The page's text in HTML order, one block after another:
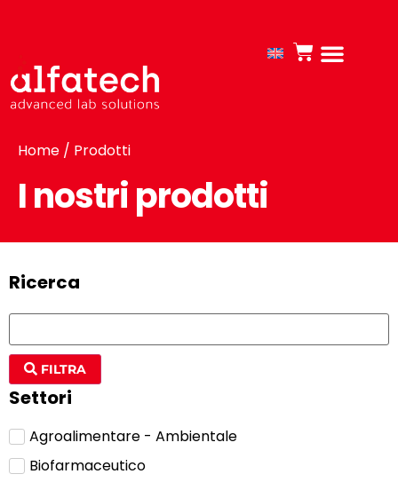
Home / Prodotti
I nostri prodotti
Ricerca
FILTRA
Settori
Agroalimentare - Ambientale
Biofarmaceutico